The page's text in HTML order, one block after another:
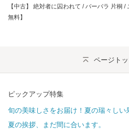
【中古】 絶対者に囚われて / バーバラ 片桐
無料】
ページト
ピックアップ特集
旬の美味しさをお届け！夏の瑞々しい
夏の挨拶、まだ間に合います。